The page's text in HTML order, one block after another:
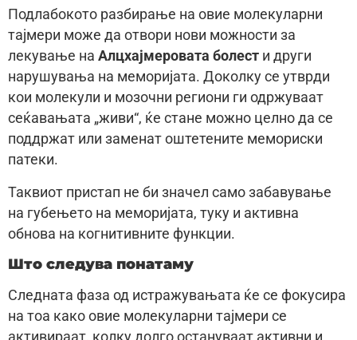
Подлабокото разбирање на овие молекуларни
тајмери може да отвори нови можности за
лекување на Алцхајмеровата болест и други
нарушувања на меморијата. Доколку се утврди
кои молекули и мозочни региони ги одржуваат
сеќавањата „живи“, ќе стане можно целно да се
поддржат или заменат оштетените мемориски
патеки.
Таквиот пристап не би значел само забавување
на губењето на меморијата, туку и активна
обнова на когнитивните функции.
Што следува понатаму
Следната фаза од истражувањата ќе се фокусира
на тоа како овие молекуларни тајмери се
активираат, колку долго остануваат активни и